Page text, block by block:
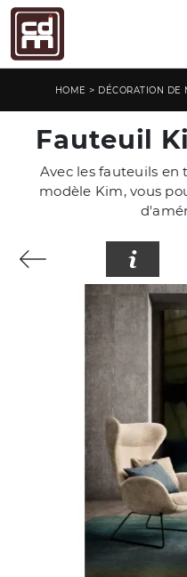
HOME > DÉCORATION DE
Fauteuil
Avec les fauteuils en
modèle Kim, vous